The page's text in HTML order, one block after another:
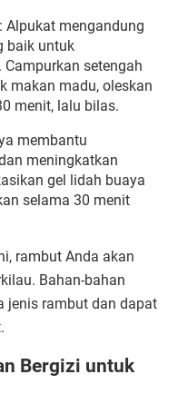
: Alpukat mengandung
baik untuk
setengah
makan madu, oleskan
menit, lalu bilas.
membantu
meningkatkan
gel lidah buaya
selama 30 menit
rambut Anda akan
Bahan-bahan
jenis rambut dan dapat
Bergizi untuk